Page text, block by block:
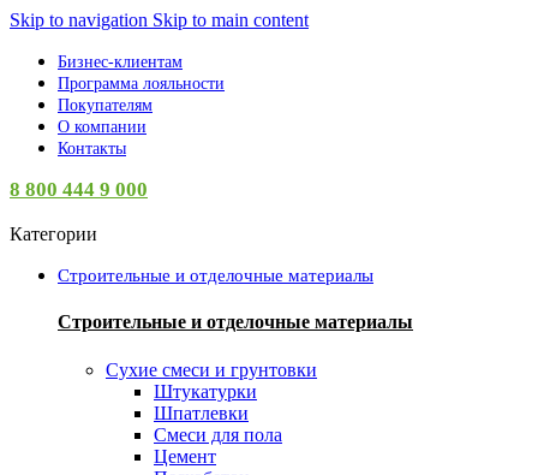
Skip to navigation Skip to main content
Бизнес-клиентам
Программа лояльности
Покупателям
О компании
Контакты
8 800 444 9 000
Категории
Строительные и отделочные материалы
Строительные и отделочные материалы
Сухие смеси и грунтовки
Штукатурки
Шпатлевки
Смеси для пола
Цемент